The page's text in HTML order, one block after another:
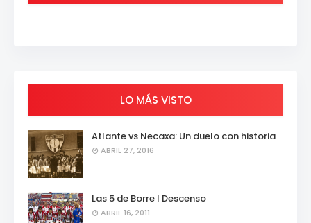
LO MÁS VISTO
Atlante vs Necaxa: Un duelo con historia
ABRIL 27, 2016
Las 5 de Borre | Descenso
ABRIL 16, 2011